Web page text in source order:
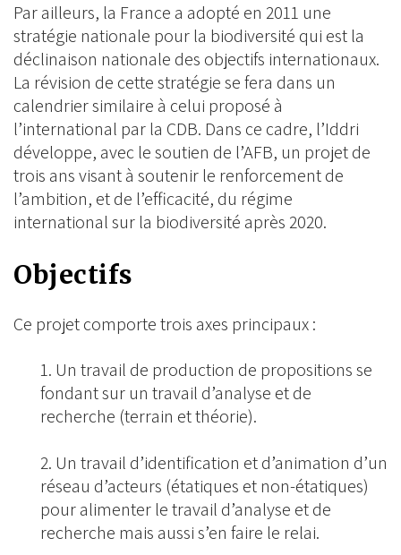
Par ailleurs, la France a adopté en 2011 une
stratégie nationale pour la biodiversité qui est la
déclinaison nationale des objectifs internationaux.
La révision de cette stratégie se fera dans un
calendrier similaire à celui proposé à
l’international par la CDB. Dans ce cadre, l’Iddri
développe, avec le soutien de l’AFB, un projet de
trois ans visant à soutenir le renforcement de
l’ambition, et de l’efficacité, du régime
international sur la biodiversité après 2020.
Objectifs
Ce projet comporte trois axes principaux :
Un travail de production de propositions se
fondant sur un travail d’analyse et de
recherche (terrain et théorie).
Un travail d’identification et d’animation d’un
réseau d’acteurs (étatiques et non-étatiques)
pour alimenter le travail d’analyse et de
recherche mais aussi s’en faire le relai.